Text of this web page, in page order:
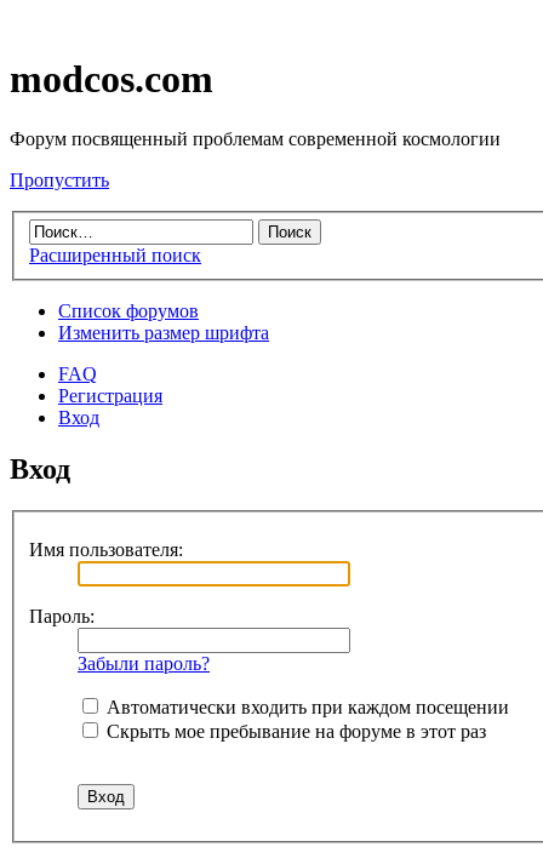
modcos.com
Форум посвященный проблемам современной космологии
Пропустить
Расширенный поиск
Список форумов
Изменить размер шрифта
FAQ
Регистрация
Вход
Вход
Имя пользователя:
Пароль:
Забыли пароль?
Автоматически входить при каждом посещении
Скрыть мое пребывание на форуме в этот раз